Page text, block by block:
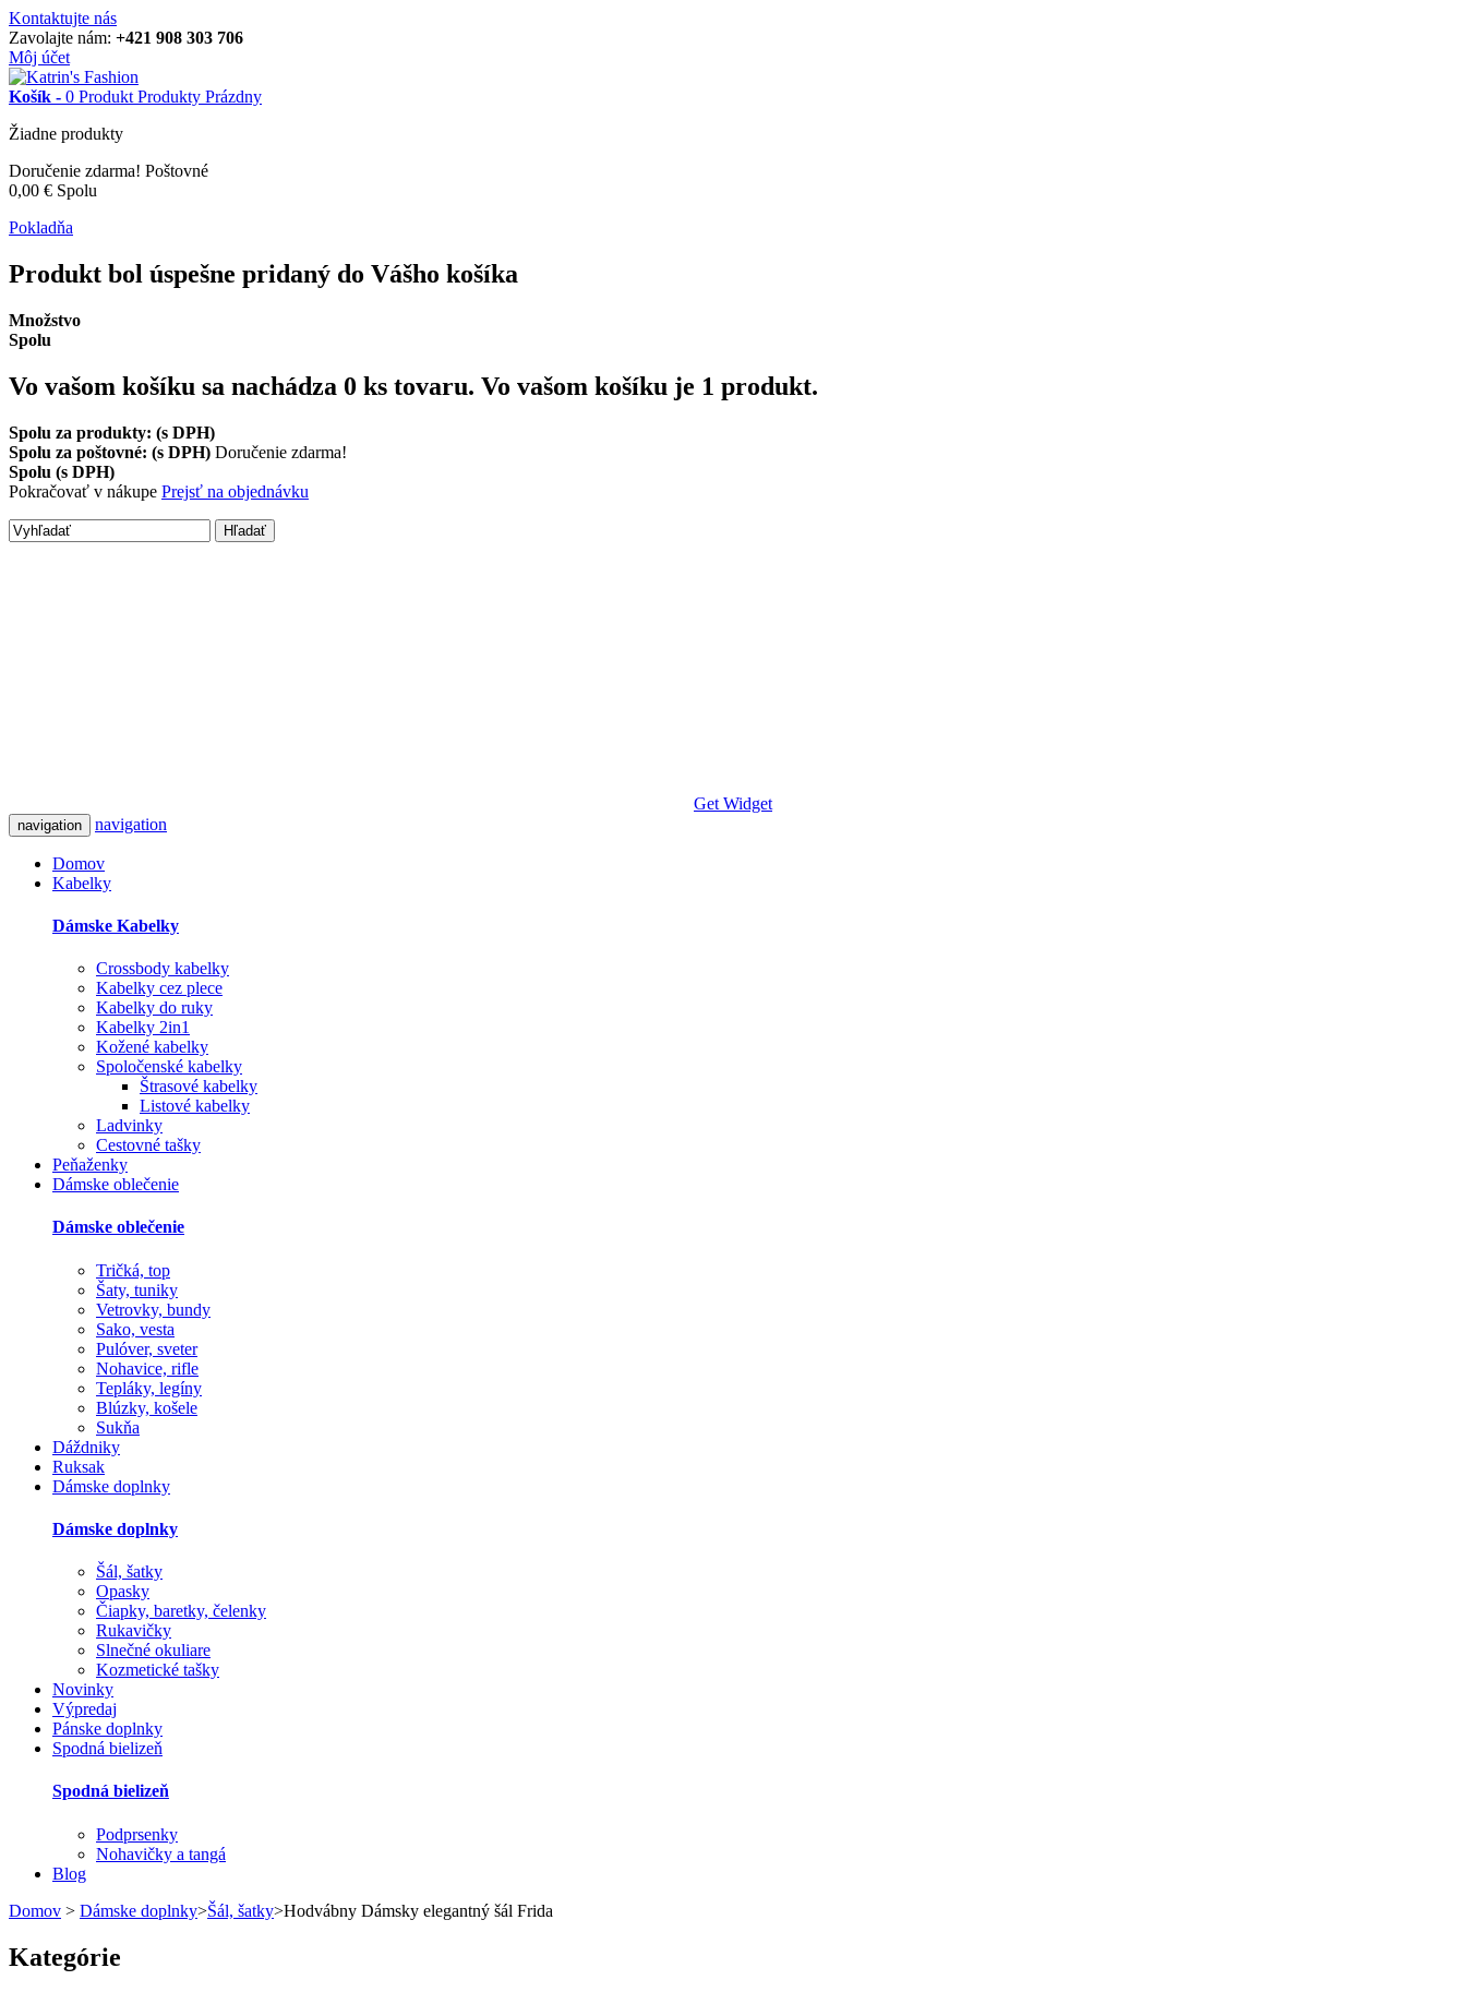
Kontaktujte nás
Zavolajte nám: +421 908 303 706
Môj účet
Košík - 0 Produkt Produkty Prázdny
Žiadne produkty
Doručenie zdarma! Poštovné
0,00 € Spolu
Pokladňa
Produkt bol úspešne pridaný do Vášho košíka
Množstvo
Spolu
Vo vašom košíku sa nachádza 0 ks tovaru. Vo vašom košíku je 1 produkt.
Spolu za produkty: (s DPH)
Spolu za poštovné: (s DPH) Doručenie zdarma!
Spolu (s DPH)
Pokračovať v nákupe Prejsť na objednávku
Hľadať
Get Widget
navigation navigation
Domov
Kabelky
Dámske Kabelky
Crossbody kabelky
Kabelky cez plece
Kabelky do ruky
Kabelky 2in1
Kožené kabelky
Spoločenské kabelky
Štrasové kabelky
Listové kabelky
Ladvinky
Cestovné tašky
Peňaženky
Dámske oblečenie
Dámske oblečenie
Tričká, top
Šaty, tuniky
Vetrovky, bundy
Sako, vesta
Pulóver, sveter
Nohavice, rifle
Tepláky, legíny
Blúzky, košele
Sukňa
Dáždniky
Ruksak
Dámske doplnky
Dámske doplnky
Šál, šatky
Opasky
Čiapky, baretky, čelenky
Rukavičky
Slnečné okuliare
Kozmetické tašky
Novinky
Výpredaj
Pánske doplnky
Spodná bielizeň
Spodná bielizeň
Podprsenky
Nohavičky a tangá
Blog
Domov > Dámske doplnky>Šál, šatky>Hodvábny Dámsky elegantný šál Frida
Kategórie